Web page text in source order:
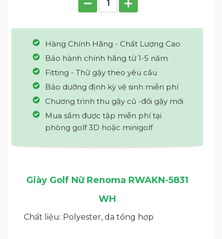
Hàng Chính Hãng - Chất Lượng Cao
Bảo hành chính hãng từ 1-5 năm
Fitting - Thử gậy theo yêu cầu
Bảo dưỡng định kỳ vệ sinh miễn phí
Chương trình thu gậy cũ -đổi gậy mới
Mua sắm được tập miễn phí tại
phòng golf 3D hoặc minigolf
Giày Golf Nữ Renoma RWAKN-5831
WH
Chất liệu: Polyester, da tổng hợp